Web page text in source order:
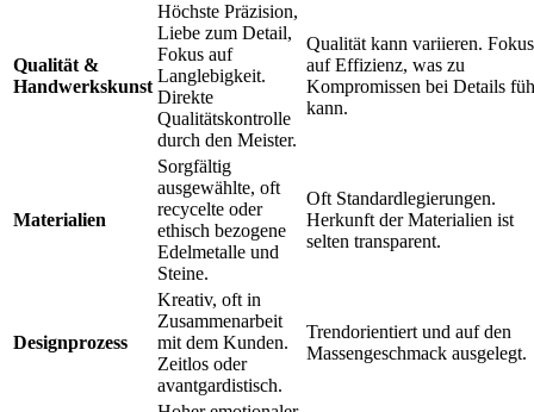
Qualität &
Handwerkskunst
Höchste Präzision,
Liebe zum Detail,
Fokus auf
Langlebigkeit.
Direkte
Qualitätskontrolle
durch den Meister.
Qualität kann variieren. Fokus
auf Effizienz, was zu
Kompromissen bei Details
kann.
Materialien
Sorgfältig
ausgewählte, oft
recycelte oder
ethisch bezogene
Edelmetalle und
Steine.
Oft Standardlegierungen.
Herkunft der Materialien ist
selten transparent.
Designprozess
Kreativ, oft in
Zusammenarbeit
mit dem Kunden.
Zeitlos oder
avantgardistisch.
Trendorientiert und auf den
Massengeschmack ausgelegt.